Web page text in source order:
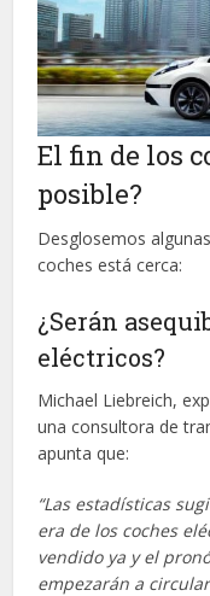
El fin de los
posible?
Desglosemos
coches está cerca:
¿Serán
eléctricos?
Michael Liebreich,
una consultora de
apunta que:
“Las estadísticas
era de los coches
vendido ya y el
empezarán a